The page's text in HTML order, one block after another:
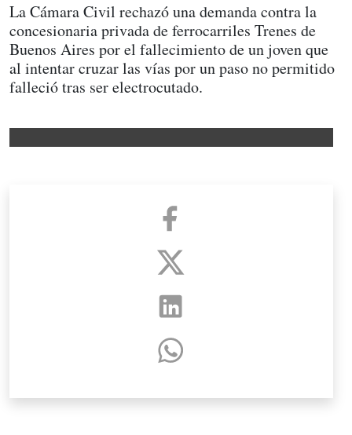
La Cámara Civil rechazó una demanda contra la
concesionaria privada de ferrocarriles Trenes de
Buenos Aires por el fallecimiento de un joven que
al intentar cruzar las vías por un paso no permitido
falleció tras ser electrocutado.